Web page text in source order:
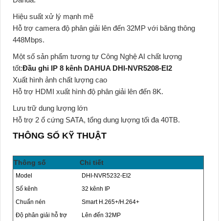
Hiệu suất xử lý mạnh mẽ
Hỗ trợ camera độ phân giải lên đến 32MP với băng thông
448Mbps.
Một số sản phẩm tương tự Công Nghệ AI chất lượng
tốt:Đầu ghi IP 8 kênh DAHUA DHI-NVR5208-EI2
Xuất hình ảnh chất lượng cao
Hỗ trợ HDMI xuất hình độ phân giải lên đến 8K.
Lưu trữ dung lượng lớn
Hỗ trợ 2 ổ cứng SATA, tổng dung lượng tối đa 40TB.
THÔNG SỐ KỸ THUẬT
Thông số Chi tiết
Model
DHI-NVR5232-EI2
Số kênh
32 kênh IP
Chuẩn nén
Smart H.265+/H.264+
Độ phân giải hỗ trợ
Lên đến 32MP